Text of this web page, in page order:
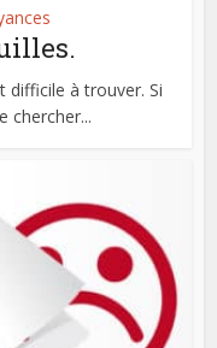
difficile à trouver. Si
chercher...